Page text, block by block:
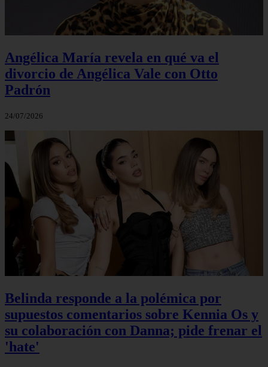
Angélica María revela en qué va el
divorcio de Angélica Vale con Otto
Padrón
24/07/2026
Belinda responde a la polémica por
supuestos comentarios sobre Kennia Os y
su colaboración con Danna; pide frenar el
'hate'